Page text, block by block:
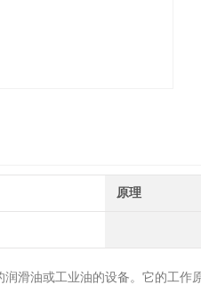
原理
滑油或工业油的设备。它的工